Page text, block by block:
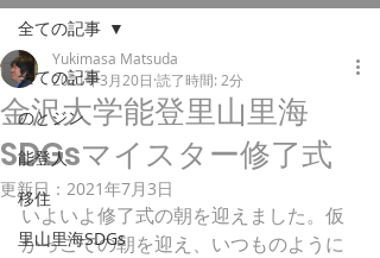
全ての記事
のとジン
能登人
移住
里山里海SDGs
全ての記事
金沢大学能登里山里海
SDGsマイスター修了式
Yukimasa Matsuda
2021年3月20日 読了時間: 2分
更新日： 2021年7月3日
いよいよ修了式の朝を迎えました。仮
かっこでの朝を迎え、いつものように